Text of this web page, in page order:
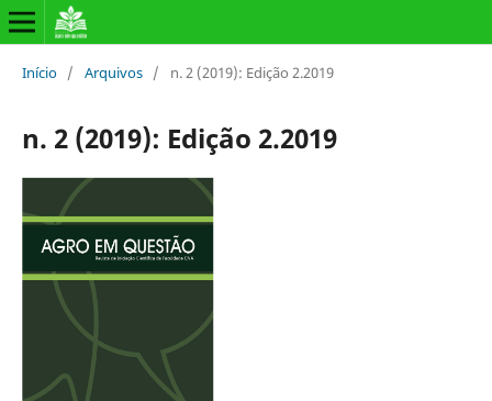
Início / Arquivos / n. 2 (2019): Edição 2.2019
n. 2 (2019): Edição 2.2019